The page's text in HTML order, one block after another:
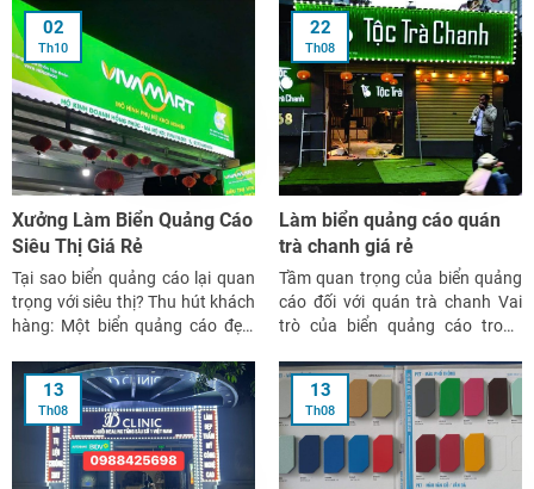
biển hiệu không chỉ để khách
nhận diện địa điểm, mà còn là
yếu tố then chốt thể […]
Trong bối cảnh cạnh tranh gay
gắt giữa các cửa hàng quần áo,
việc sử dụng biển quảng cáo
đẹp, độc […]
Xưởng Làm Biển Quảng Cáo
Siêu Thị Giá Rẻ
02
Th10
Tại sao biển quảng cáo lại quan
trọng với siêu thị? Thu hút khách
hàng: Một biển quảng cáo đẹp,
khách hàng, tạo nên ấn tượng
tốt và khuyến khích họ ghé thăm
siêu thị. Xây dựng thương hiệu:
Làm biển quảng cáo quán
trà chanh giá rẻ
22
Th08
Tầm quan trọng của biển quảng
cáo đối với quán trà chanh Vai
trò của biển quảng cáo trong
quảng cáo đóng vai trò quan
trọng trong việc nhận diện
thương hiệu của quán trà chanh.
Một biển quảng cáo đẹp, bắt […]
13
Th08
13
Th08